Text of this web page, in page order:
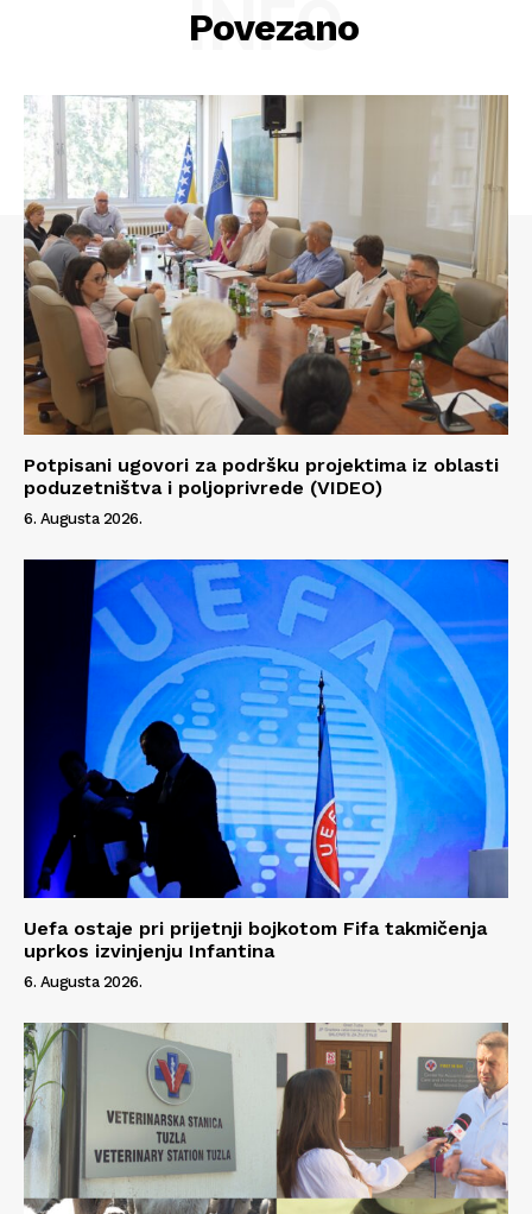
Info
Kontakt
Impressum
Povezano
INFO
Potpisani ugovori za podršku projektima iz oblasti
poduzetništva i poljoprivrede (VIDEO)
6. Augusta 2026.
Uefa ostaje pri prijetnji bojkotom Fifa takmičenja
uprkos izvinjenju Infantina
6. Augusta 2026.